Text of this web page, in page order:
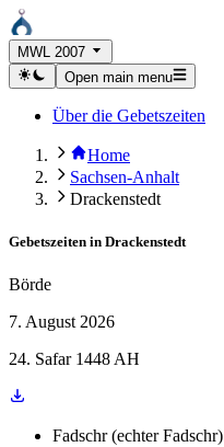
MWL 2007
Open main menu
Über die Gebetszeiten
Home
Sachsen-Anhalt
Drackenstedt
Gebetszeiten in Drackenstedt
Börde
7. August 2026
24. Safar 1448 AH
Fadschr (echter Fadschr)